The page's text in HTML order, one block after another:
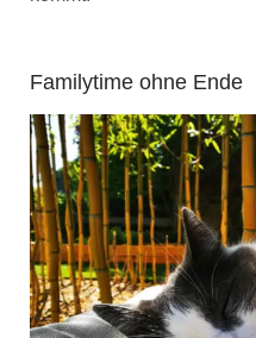
Familytime ohne Ende